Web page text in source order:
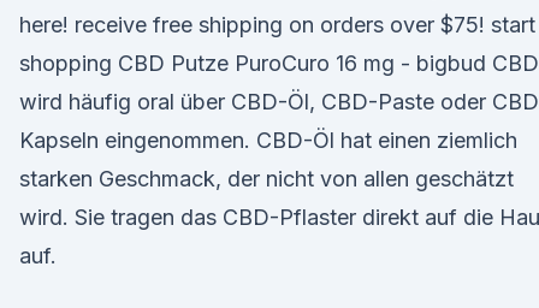
here! receive free shipping on orders over $75! start
shopping CBD Putze PuroCuro 16 mg - bigbud CBD
wird häufig oral über CBD-Öl, CBD-Paste oder
Kapseln eingenommen. CBD-Öl hat einen ziemlich
starken Geschmack, der nicht von allen geschätzt
wird. Sie tragen das CBD-Pflaster direkt auf die
auf.